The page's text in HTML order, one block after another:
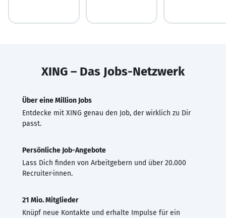
XING – Das Jobs-Netzwerk
Über eine Million Jobs
Entdecke mit XING genau den Job, der wirklich zu Dir
passt.
Persönliche Job-Angebote
Lass Dich finden von Arbeitgebern und über 20.000
Recruiter·innen.
21 Mio. Mitglieder
Knüpf neue Kontakte und erhalte Impulse für ein